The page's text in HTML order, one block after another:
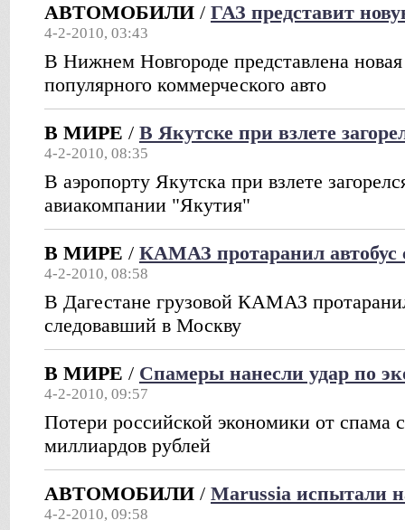
АВТОМОБИЛИ / ГАЗ представит
4-2-2010, 03:43
В Нижнем Новгороде представлена
популярного коммерческого авто
В МИРЕ / В Якутске при взлете
4-2-2010, 08:35
В аэропорту Якутска при взлете
авиакомпании "Якутия"
В МИРЕ / КАМАЗ протаранил автобус
4-2-2010, 08:58
В Дагестане грузовой КАМАЗ
следовавший в Москву
В МИРЕ / Спамеры нанесли удар по
4-2-2010, 09:57
Потери российской экономики от спама
миллиардов рублей
АВТОМОБИЛИ / Marussia испытали
4-2-2010, 09:58